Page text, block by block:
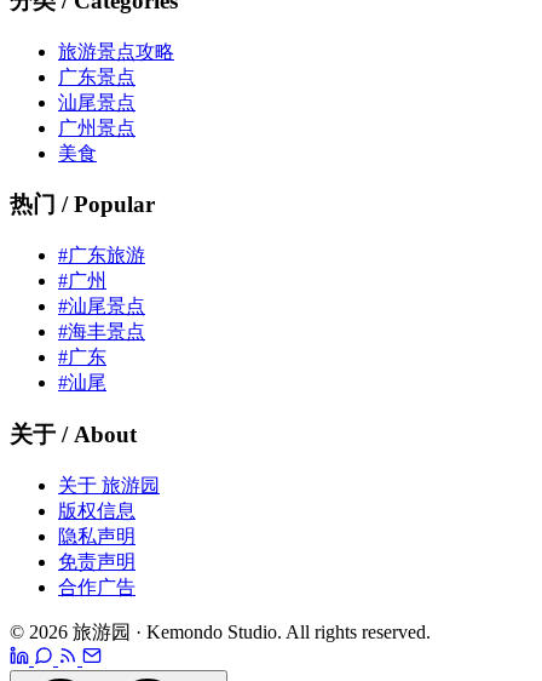
旅游景点攻略
广东景点
汕尾景点
广州景点
美食
热门 / Popular
#广东旅游
#广州
#汕尾景点
#海丰景点
#广东
#汕尾
关于 / About
关于 旅游园
版权信息
隐私声明
免责声明
合作广告
© 2026 旅游园 · Kemondo Studio. All rights reserved.